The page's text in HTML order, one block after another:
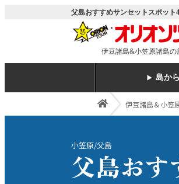
父島おすすめサンセットスポッ
伊豆諸島&小笠原諸島の
島か
伊豆諸島＆小笠
小笠原/父島
父島お